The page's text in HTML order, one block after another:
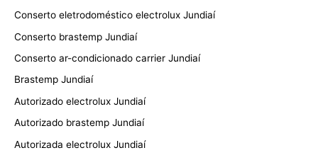
Conserto eletrodoméstico electrolux Jundiaí
Conserto brastemp Jundiaí
Conserto ar-condicionado carrier Jundiaí
Brastemp Jundiaí
Autorizado electrolux Jundiaí
Autorizado brastemp Jundiaí
Autorizada electrolux Jundiaí